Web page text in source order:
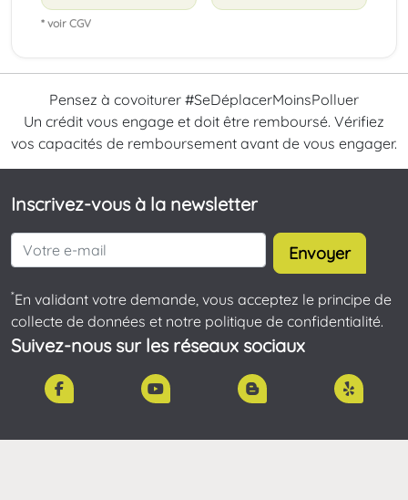
* voir CGV
Pensez à covoiturer #SeDéplacerMoinsPolluer
Un crédit vous engage et doit être remboursé. Vérifiez
vos capacités de remboursement avant de vous engager.
Inscrivez-vous à la newsletter
Envoyer
*En validant votre demande, vous acceptez le principe de
collecte de données et notre politique de confidentialité.
Suivez-nous sur les réseaux sociaux